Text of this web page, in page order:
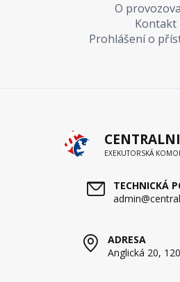
O
Kontakt
Prohlášení o
EXEKUTORSKÁ
TECHNICKÁ
ADRESA
Anglická 20,